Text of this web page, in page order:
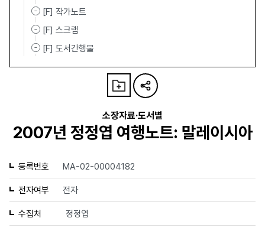
[F] 작가노트
[F] 스크랩
[F] 도서간행물
소장자료·도서별
2007년 정정엽 여행노트: 말레이시아
등록번호 MA-02-00004182
전자여부 전자
수집처 정정엽